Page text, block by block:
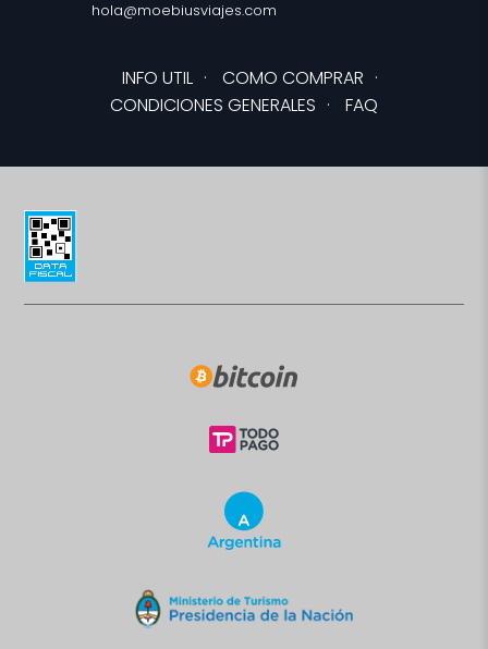
hola@moebiusviajes.com
INFO UTIL · COMO COMPRAR ·
CONDICIONES GENERALES · FAQ